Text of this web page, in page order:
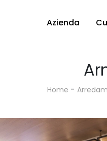
Azienda
Home -